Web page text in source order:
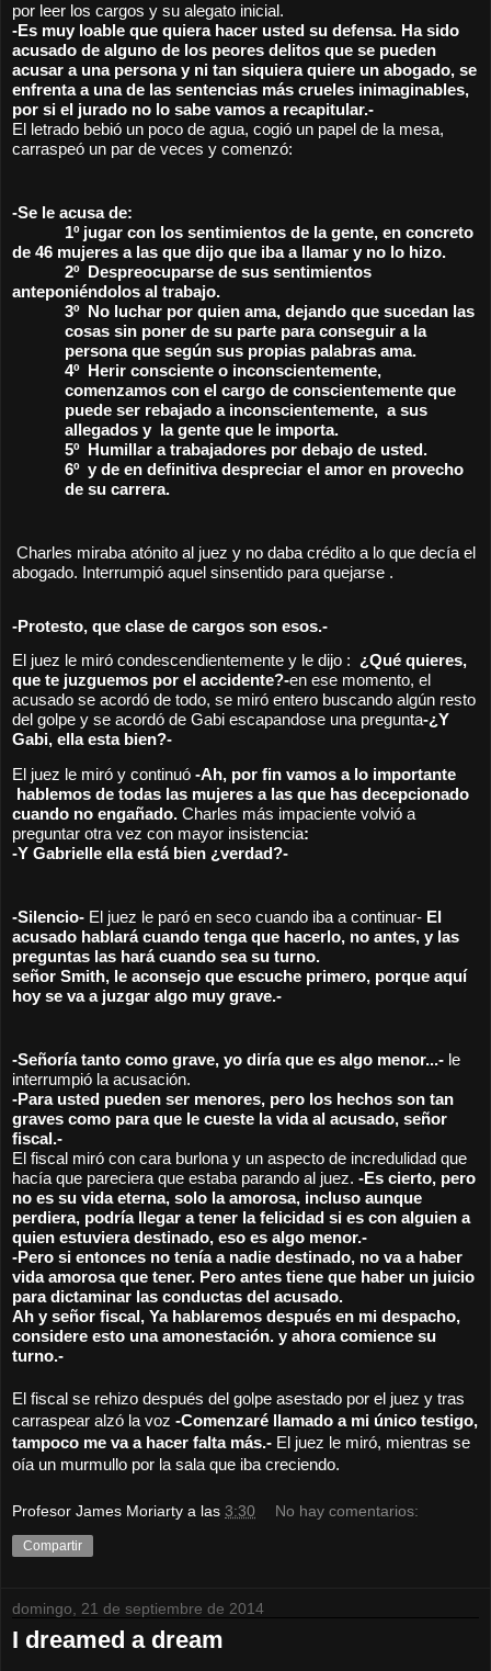
por leer los cargos y su alegato inicial.
-Es muy loable que quiera hacer usted su defensa. Ha sido
acusado de alguno de los peores delitos que se pueden
acusar a una persona y ni tan siquiera quiere un abogado, se
enfrenta a una de las sentencias más crueles inimaginables,
por si el jurado no lo sabe vamos a recapitular.-
El letrado bebió un poco de agua, cogió un papel de la mesa,
carraspeó un par de veces y comenzó:
-Se le acusa de:
de 46 mujeres a las que dijo que iba a llamar y no lo hizo.
2º  Despreocuparse de sus sentimientos
anteponiéndolos al trabajo.
3º  No luchar por quien ama, dejando que sucedan las
cosas sin poner de su parte para conseguir a la
persona que según sus propias palabras ama.
4º  Herir consciente o inconscientemente,
comenzamos con el cargo de conscientemente que
puede ser rebajado a inconscientemente,  a sus
allegados y  la gente que le importa.
5º  Humillar a trabajadores por debajo de usted.
6º  y de en definitiva despreciar el amor en provecho
de su carrera.
abogado. Interrumpió aquel sinsentido para quejarse .
-Protesto, que clase de cargos son esos.-
El juez le miró condescendientemente y le dijo : ¿Qué quieres,
que te juzguemos por el accidente?-en ese momento, el
acusado se acordó de todo, se miró entero buscando algún resto
del golpe y se acordó de Gabi escapandose una pregunta-¿Y
Gabi, ella esta bien?-
El juez le miró y continuó -Ah, por fin vamos a lo importante
hablemos de todas las mujeres a las que has decepcionado
cuando no engañado. Charles más impaciente volvió a
preguntar otra vez con mayor insistencia:
-Y Gabrielle ella está bien ¿verdad?-
-Silencio- El juez le paró en seco cuando iba a continuar- El
acusado hablará cuando tenga que hacerlo, no antes, y las
preguntas las hará cuando sea su turno.
señor Smith, le aconsejo que escuche primero, porque aquí
hoy se va a juzgar algo muy grave.-
-Señoría tanto como grave, yo diría que es algo menor...- le
interrumpió la acusación.
-Para usted pueden ser menores, pero los hechos son tan
graves como para que le cueste la vida al acusado, señor
fiscal.-
El fiscal miró con cara burlona y un aspecto de incredulidad que
hacía que pareciera que estaba parando al juez. -Es cierto, pero
no es su vida eterna, solo la amorosa, incluso aunque
perdiera, podría llegar a tener la felicidad si es con alguien a
quien estuviera destinado, eso es algo menor.-
-Pero si entonces no tenía a nadie destinado, no va a haber
vida amorosa que tener. Pero antes tiene que haber un juicio
para dictaminar las conductas del acusado.
Ah y señor fiscal, Ya hablaremos después en mi despacho,
considere esto una amonestación. y ahora comience su
turno.-
El fiscal se rehizo después del golpe asestado por el juez y tras
carraspear alzó la voz -Comenzaré llamado a mi único testigo,
tampoco me va a hacer falta más.- El juez le miró, mientras se
oía un murmullo por la sala que iba creciendo.
Profesor James Moriarty a las 3:30 No hay comentarios:
Compartir
domingo, 21 de septiembre de 2014
I dreamed a dream